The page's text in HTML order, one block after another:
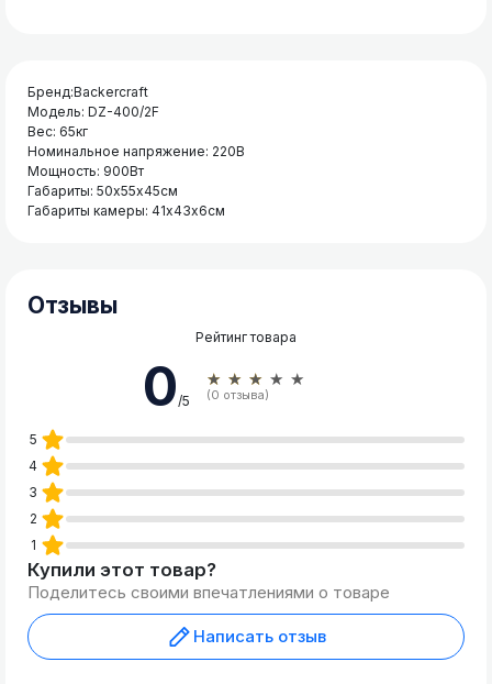
Бренд:Backercraft
Модель: DZ-400/2F
Вес: 65кг
Номинальное напряжение: 220В
Мощность: 900Вт
Габариты: 50х55х45см
Габариты камеры: 41х43х6см
Отзывы
Рейтинг товара
0/5
★★★★★
(0 отзыва)
5
4
3
2
1
Купили этот товар?
Поделитесь своими впечатлениями о товаре
Написать отзыв